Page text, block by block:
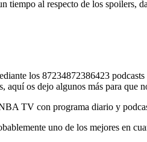
tiempo al respecto de los spoilers,
los 87234872386423
os dejo algunos más para que
TV con programa diario y
uno de los mejores en